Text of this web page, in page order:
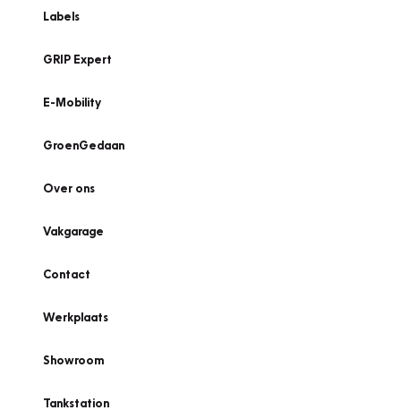
Labels
GRIP Expert
E-Mobility
GroenGedaan
Over ons
Vakgarage
Contact
Werkplaats
Showroom
Tankstation